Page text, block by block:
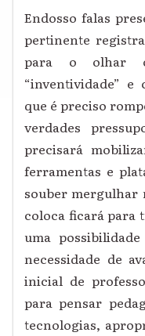
Endosso falas
pertinente
para o olhar
“inventividade” e
que é preciso
verdades
precisará
ferramentas e
souber mergulhar
coloca ficará para
uma
necessidade de
inicial de
para pensar
tecnologias,